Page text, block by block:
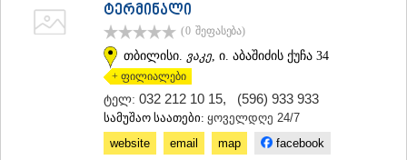
ᲒᲣᲓᲐᲣᲠᲘ
ᲐᲮᲐᲚᲒᲝᲠᲘ
ᲠᲐᲭᲐ-ᲚᲔᲩᲮᲣᲛᲘ/ᲥᲕᲔᲛᲝ ᲡᲕᲐᲜᲔᲗᲘ
ᲐᲛᲑᲠᲝᲚᲐᲣᲠᲘ
ᲡᲐᲛᲔᲒᲠᲔᲚᲝ/ᲖᲔᲛᲝ ᲡᲕᲐᲜᲔᲗᲘ
ტერმინალი
(0 შეფასება)
თბილისი. ვაკე , ი. აბაშიძის ქუჩა 34
+ ფილიალები
ტელ: 032 212 10 15, (596) 933 933
სამუშაო საათები: ყოველდღე 24/7
website
email map facebook